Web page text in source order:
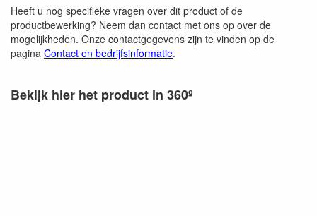
Heeft u nog specifieke vragen over dit product of de
productbewerking? Neem dan contact met ons op over de
mogelijkheden. Onze contactgegevens zijn te vinden op de
pagina Contact en bedrijfsinformatie.
Bekijk hier het product in 360º